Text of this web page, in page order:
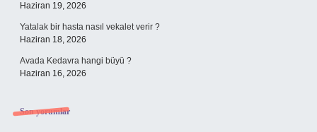
Haziran 19, 2026
Yatalak bir hasta nasıl vekalet verir ?
Haziran 18, 2026
Avada Kedavra hangi büyü ?
Haziran 16, 2026
Son yorumlar